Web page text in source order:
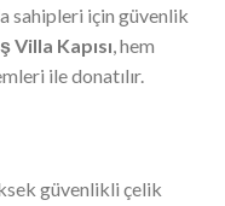
sahipleri için güvenlik
Villa Kapısı , hem
ile donatılır.
güvenlikli çelik